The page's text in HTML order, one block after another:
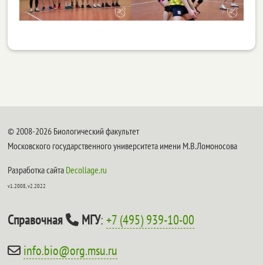
© 2008-2026 Биологический факультет
Московского государственного университета имени М.В.Ломоносова
Разработка сайта Decollage.ru
v1.2008, v2.2022
Справочная МГУ:+7 (495) 939-10-00
info.bio@org.msu.ru